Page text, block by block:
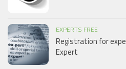
EXPERTS FREE
Registration for
Expert